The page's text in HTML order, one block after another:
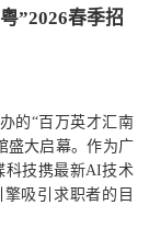
”2026春季招
的“百万英才汇南
盛大启幕。作为广
科技携最新AI技术
吸引求职者的目